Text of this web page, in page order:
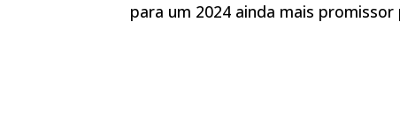
para um 2024 ainda mais